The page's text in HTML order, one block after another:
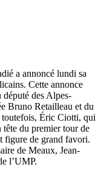
a annoncé lundi sa
. Cette annonce
député des Alpes-
Bruno Retailleau et du
toutefois, Éric Ciotti, qui
du premier tour de
figure de grand favori.
de Meaux, Jean-
l’UMP.